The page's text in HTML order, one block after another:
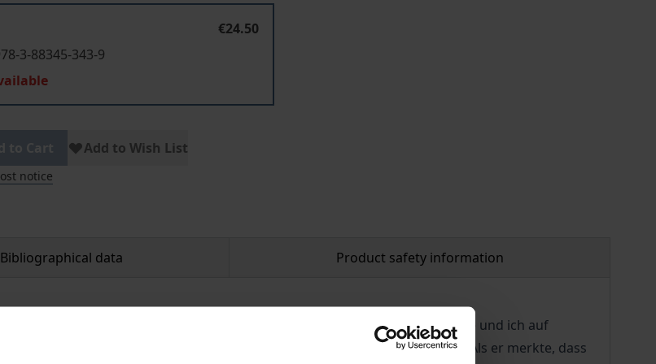
€24.50
3-88345-343-9
Add to Wish List
notice
Bibliographical data Product safety information
in Südwestafrika begegneten Missionar W. A. Wienecke und ich auf
Edward Ndjoze, Mitglied und Mitbegründer der 'Church of Africa'. Als er merkte, dass